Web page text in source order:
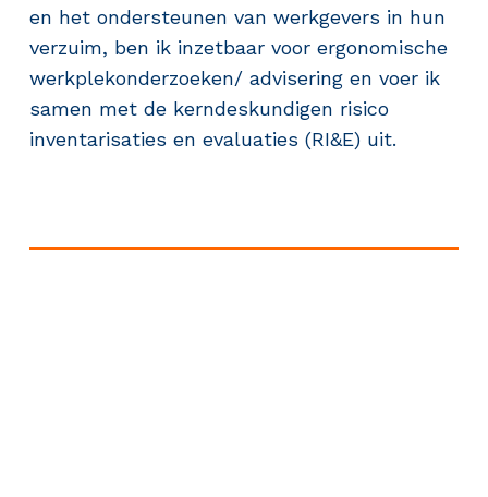
en het ondersteunen van werkgevers in hun
verzuim, ben ik inzetbaar voor ergonomische
werkplekonderzoeken/ advisering en voer ik
samen met de kerndeskundigen risico
inventarisaties en evaluaties (RI&E) uit.